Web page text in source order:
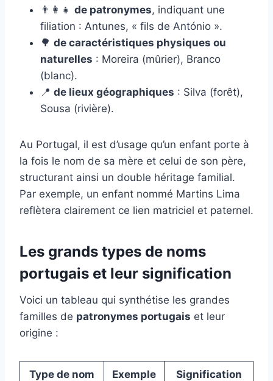
👨‍👩‍👧 de patronymes, indiquant une
filiation : Antunes, « fils de António ».
🌳 de caractéristiques physiques ou
naturelles : Moreira (mûrier), Branco
(blanc).
📍 de lieux géographiques : Silva (forêt),
Sousa (rivière).
Au Portugal, il est d’usage qu’un enfant porte à
la fois le nom de sa mère et celui de son père,
structurant ainsi un double héritage familial.
Par exemple, un enfant nommé Martins Lima
reflètera clairement ce lien matriciel et paternel.
Les grands types de noms
portugais et leur signification
Voici un tableau qui synthétise les grandes
familles de patronymes portugais et leur
origine :
Type de nom Exemple Signification